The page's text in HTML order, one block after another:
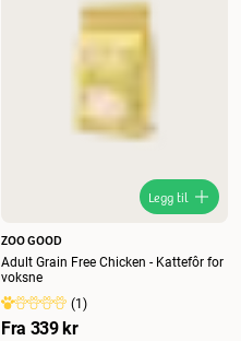
Legg til
ZOO GOOD
Adult Grain Free Chicken - Kattefôr for
voksne
(1)
Fra 339 kr